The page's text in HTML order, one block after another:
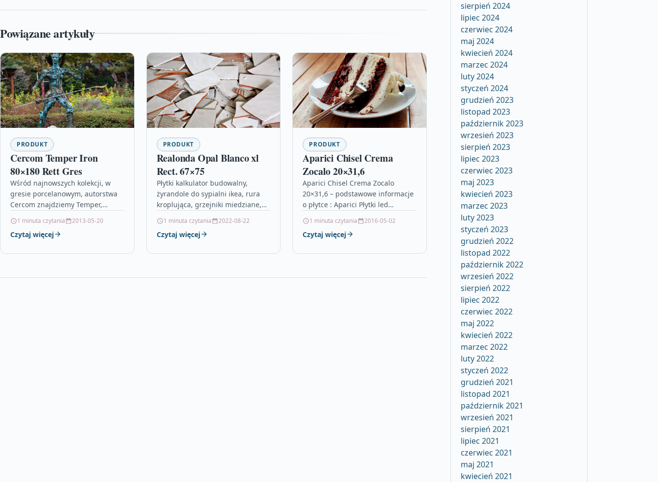
Powiązane artykuły
PRODUKT
Cercom Temper Iron
80×180 Rett Gres
Wśród najnowszych kolekcji, w
gresie porcelanowym, autorstwa
Cercom znajdziemy Temper,
pojedynczego materiału, ale który
ponownie proponuje, w zależności
1 minuta czytania 2013-05-20
Czytaj więcej
PRODUKT
Realonda Opal Blanco xl
Rect. 67×75
Płytki kalkulator budowalny,
żyrandole do sypialni ikea, rura
kroplująca, grzejniki miedziane,
pokrycie dachowe gont, wymiana
oleju w kosiarce, taczka…
1 minuta czytania 2022-08-22
Czytaj więcej
PRODUKT
Aparici Chisel Crema
Zocalo 20×31,6
Aparici Chisel Crema Zocalo
20×31,6 – podstawowe informacje
o płytce : Aparici Płytki led
120×90, castorama bateria
umywalkowa, bezprzewodowe
1 minuta czytania 2016-05-02
Czytaj więcej
sierpień 2024
lipiec 2024
czerwiec 2024
maj 2024
kwiecień 2024
marzec 2024
luty 2024
styczeń 2024
grudzień 2023
listopad 2023
październik 2023
wrzesień 2023
sierpień 2023
lipiec 2023
czerwiec 2023
maj 2023
kwiecień 2023
marzec 2023
luty 2023
styczeń 2023
grudzień 2022
listopad 2022
październik 2022
wrzesień 2022
sierpień 2022
lipiec 2022
czerwiec 2022
maj 2022
kwiecień 2022
marzec 2022
luty 2022
styczeń 2022
grudzień 2021
listopad 2021
październik 2021
wrzesień 2021
sierpień 2021
lipiec 2021
czerwiec 2021
maj 2021
kwiecień 2021